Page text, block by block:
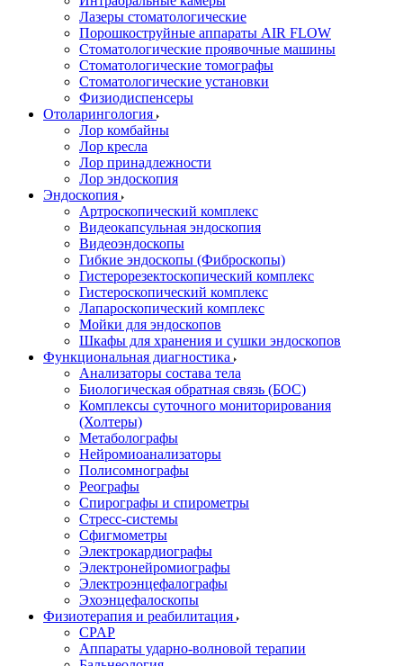
Лазеры стоматологические
Порошкоструйные аппараты AIR FLOW
Стоматологические проявочные машины
Стоматологические томографы
Стоматологические установки
Физиодиспенсеры
Отоларингология
Лор комбайны
Лор кресла
Лор принадлежности
Лор эндоскопия
Эндоскопия
Артроскопический комплекс
Видеокапсульная эндоскопия
Видеоэндоскопы
Гибкие эндоскопы (Фиброcкопы)
Гистерорезектоскопический комплекс
Гистероскопический комплекс
Лапароскопический комплекс
Мойки для эндоскопов
Шкафы для хранения и сушки эндоскопов
Функциональная диагностика
Анализаторы состава тела
Биологическая обратная связь (БОС)
Комплексы суточного мониторирования
(Холтеры)
Метаболографы
Нейромиоанализаторы
Полисомнографы
Реографы
Спирографы и спирометры
Стресс-системы
Сфигмометры
Электрокардиографы
Электронейромиографы
Электроэнцефалографы
Эхоэнцефалоскопы
Физиотерапия и реабилитация
CPAP
Аппараты ударно-волновой терапии